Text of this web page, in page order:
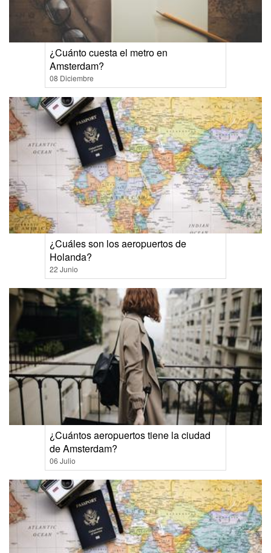
¿Cuánto cuesta el metro en
Amsterdam?
08 Diciembre
¿Cuáles son los aeropuertos de
Holanda?
22 Junio
¿Cuántos aeropuertos tiene la ciudad
de Amsterdam?
06 Julio